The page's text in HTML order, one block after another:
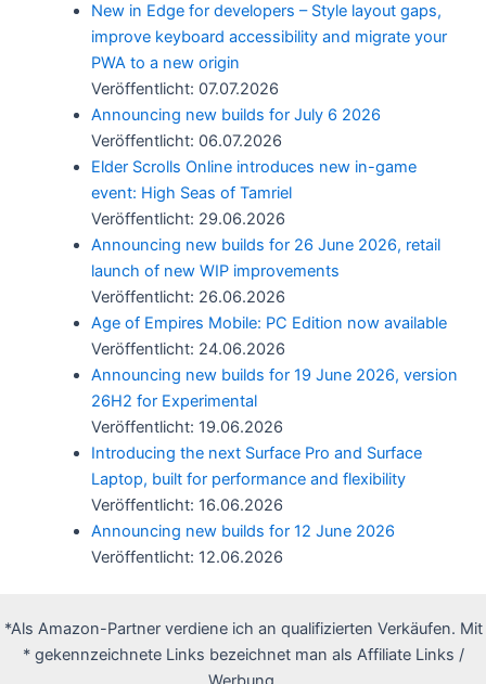
New in Edge for developers – Style layout gaps,
improve keyboard accessibility and migrate your
PWA to a new origin
Veröffentlicht: 07.07.2026
Announcing new builds for July 6 2026
Veröffentlicht: 06.07.2026
Elder Scrolls Online introduces new in-game
event: High Seas of Tamriel
Veröffentlicht: 29.06.2026
Announcing new builds for 26 June 2026, retail
launch of new WIP improvements
Veröffentlicht: 26.06.2026
Age of Empires Mobile: PC Edition now available
Veröffentlicht: 24.06.2026
Announcing new builds for 19 June 2026, version
26H2 for Experimental
Veröffentlicht: 19.06.2026
Introducing the next Surface Pro and Surface
Laptop, built for performance and flexibility
Veröffentlicht: 16.06.2026
Announcing new builds for 12 June 2026
Veröffentlicht: 12.06.2026
*Als Amazon-Partner verdiene ich an qualifizierten Verkäufen. Mit
* gekennzeichnete Links bezeichnet man als Affiliate Links /